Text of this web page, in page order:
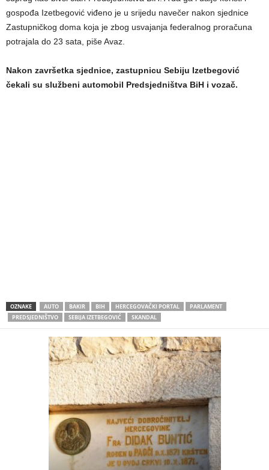
gospođa Izetbegović viđeno je u srijedu navečer nakon sjednice
Zastupničkog doma koja je zbog usvajanja federalnog proračuna
potrajala do 23 sata, piše Avaz.
Nakon završetka sjednice, zastupnicu Sebiju Izetbegović
čekali su službeni automobil Predsjedništva BiH i vozač.
OZNAKE AUTO BAKIR BIH HERCEGOVAČKI PORTAL
PARLAMENT
PREDSJEDNIŠTVO
SEBIJA IZETBEGOVIĆ SKANDAL